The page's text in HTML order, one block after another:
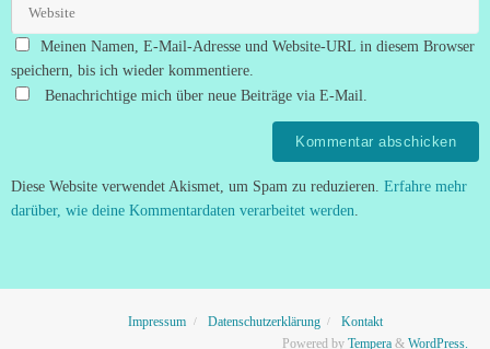
Meinen Namen, E-Mail-Adresse und Website-URL in diesem Browser
speichern, bis ich wieder kommentiere.
Benachrichtige mich über neue Beiträge via E-Mail.
Diese Website verwendet Akismet, um Spam zu reduzieren. Erfahre mehr
darüber, wie deine Kommentardaten verarbeitet werden
Impressum Datenschutzerklärung
Kontakt
Powered by Tempera & WordPress.